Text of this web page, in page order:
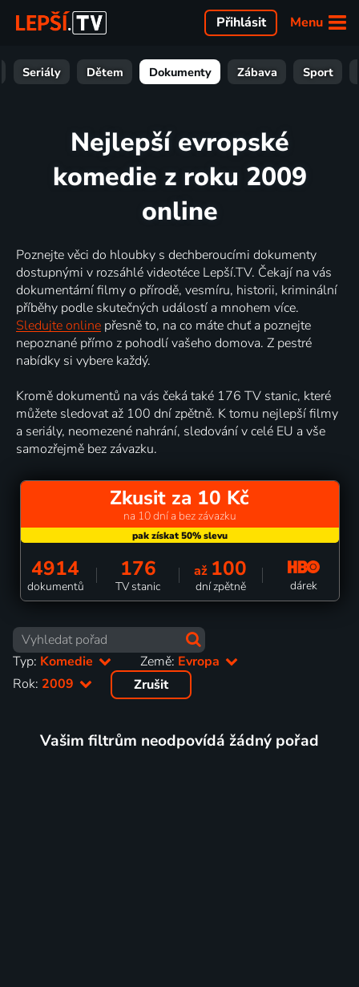
Menu
Přihlásit
Seriály Dětem Dokumenty Zábava Sport
Nejlepší evropské
komedie z roku 2009
online
Poznejte věci do hloubky s dechberoucími dokumenty
dostupnými v rozsáhlé videotéce Lepší.TV. Čekají na vás
dokumentární filmy o přírodě, vesmíru, historii, kriminální
příběhy podle skutečných událostí a mnohem více.
Sledujte online přesně to, na co máte chuť a poznejte
nepoznané přímo z pohodlí vašeho domova. Z pestré
nabídky si vybere každý.
Kromě dokumentů na vás čeká také 176 TV stanic, které
můžete sledovat až 100 dní zpětně. K tomu nejlepší filmy
a seriály, neomezené nahrání, sledování v celé EU a vše
samozřejmě bez závazku.
Zkusit za 10 Kč
na 10 dní a bez závazku
4914
dokumentů
176
TV stanic
až 100
dní zpětně dárek
Typ: Komedie Země: Evropa
Rok: 2009 Zrušit
Vašim filtrům neodpovídá žádný pořad